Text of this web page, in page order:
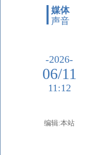
媒体
声音
-2026-
06/11
11:12
编辑:本站